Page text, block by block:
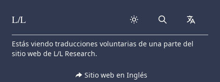
Skip to content
L/L Search
Estás viendo traducciones voluntarias de una parte del
sitio web de L/L Research.
Sitio web en Inglés